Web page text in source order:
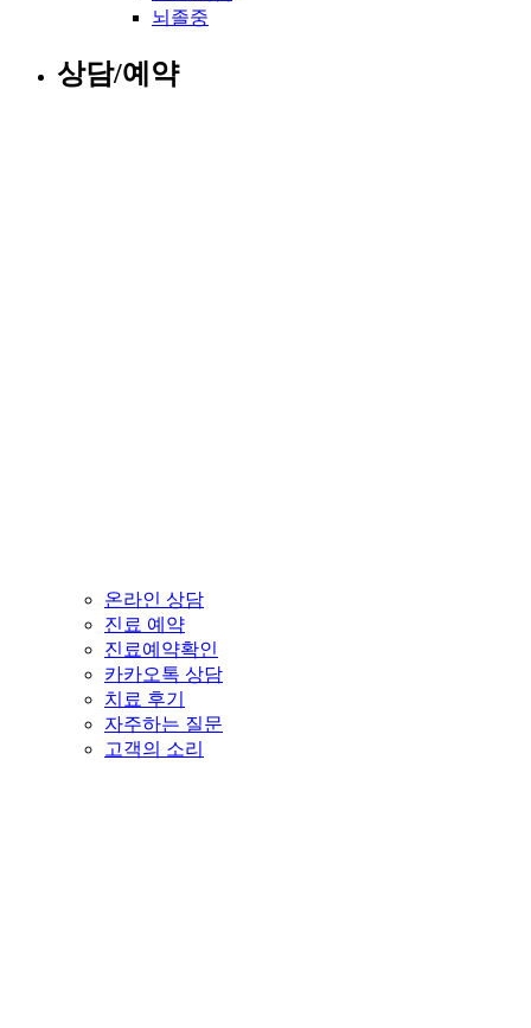
뇌졸중
상담/예약
온라인 상담
진료 예약
진료예약확인
카카오톡 상담
치료 후기
자주하는 질문
고객의 소리